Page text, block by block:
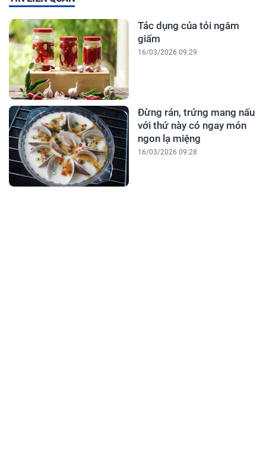
Tác dụng của tỏi ngâm
giấm
16/03/2026 09:29
Đừng rán, trứng mang nấu
với thứ này có ngay món
ngon lạ miệng
16/03/2026 09:28